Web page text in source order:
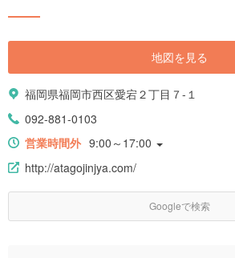
地図を見る
福岡県福岡市西区愛宕２丁目７-１
092-881-0103
営業時間外 9:00～17:00
http://atagojinjya.com/
Googleで検索